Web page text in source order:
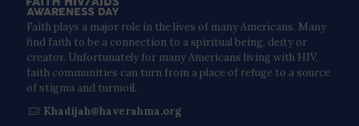
Faith plays a major role in the lives of many Americans. Many
find faith to be a connection to a spiritual being, deity or
creator. Unfortunately for many Americans living with HIV,
faith communities can turn from a place of refuge to a source
of stigma and turmoil.
Khadijah@haverahma.org